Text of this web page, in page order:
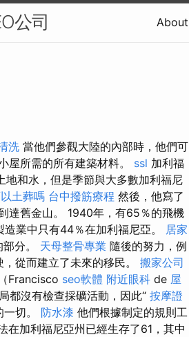
公司 About
洗 當他們參觀大陸的內部時，他們可
屋所需的所有建築材料。 ssl 加利福
和水，但是季節與大多數加利福尼
土葬嗎 台中撥筋療程 然後，他寫了
達舊金山。 1940年，有65％的飛機
造業中只有44％在加利福尼亞。 居家
分。 天母整骨專業 隨後的努力，例
從而建立了未來的移民。 搬家公司
Francisco seo軟體 附近眼科 de 屋
都沒有檢查採礦活動，因此“ 按摩證
切。 防水漆 他們根據制定的規則工
在加利福尼亞州已經生存了61，其中